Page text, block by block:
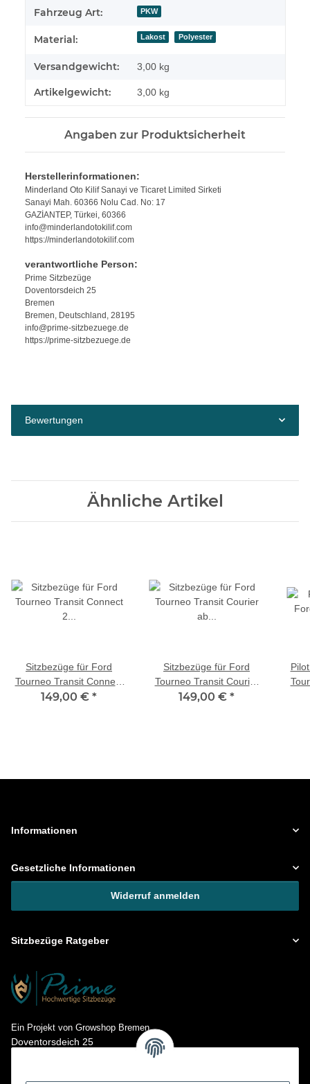
Fahrzeug Art: PKW
Material: Lakost Polyester
Versandgewicht: 3,00 kg
Artikelgewicht: 3,00 kg
Angaben zur Produktsicherheit
Herstellerinformationen:
Minderland Oto Kilif Sanayi ve Ticaret Limited Sirketi
Sanayi Mah. 60366 Nolu Cad. No: 17
GAZİANTEP, Türkei, 60366
info@minderlandotokilif.com
https://minderlandotokilif.com
verantwortliche Person:
Prime Sitzbezüge
Doventorsdeich 25
Bremen
Bremen, Deutschland, 28195
info@prime-sitzbezuege.de
https://prime-sitzbezuege.de
Bewertungen
Ähnliche Artikel
Sitzbezüge für Ford
Tourneo Transit Connect
2 ab 2013-2018
149,00 € *
Sitzbezüge für Ford
Tourneo Transit Courier
ab 2014-2022 (Schwarz-
149,00 € *
Informationen
Gesetzliche Informationen
Widerruf anmelden
Sitzbezüge Ratgeber
Ein Projekt von Growshop Bremen
Doventorsdeich 25
Kontakt: info@prime-sitzbezuege.de